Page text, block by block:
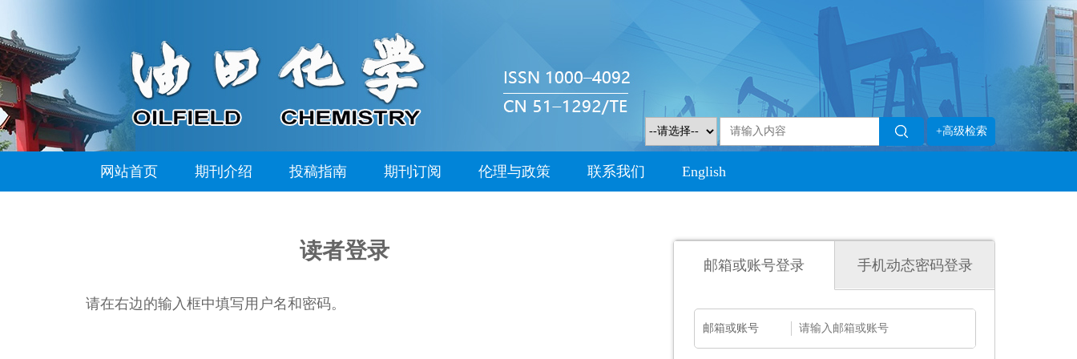
+高级检索
网站首页 期刊介绍 投稿指南 期刊订阅 伦理与政策 联系我们 English
读者登录
请在右边的输入框中填写用户名和密码。
邮箱或账号登录 手机动态密码登录
邮箱或账号